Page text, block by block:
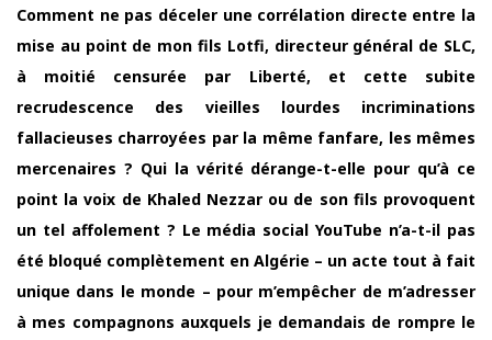
Comment ne pas déceler une corrélation directe entre la
mise au point de mon fils Lotfi, directeur général de SLC,
à moitié censurée par Liberté, et cette subite
recrudescence des vieilles lourdes incriminations
fallacieuses charroyées par la même fanfare, les mêmes
mercenaires ? Qui la vérité dérange-t-elle pour qu’à ce
point la voix de Khaled Nezzar ou de son fils provoquent
un tel affolement ? Le média social YouTube n’a-t-il pas
été bloqué complètement en Algérie – un acte tout à fait
unique dans le monde – pour m’empêcher de m’adresser
à mes compagnons auxquels je demandais de rompre le